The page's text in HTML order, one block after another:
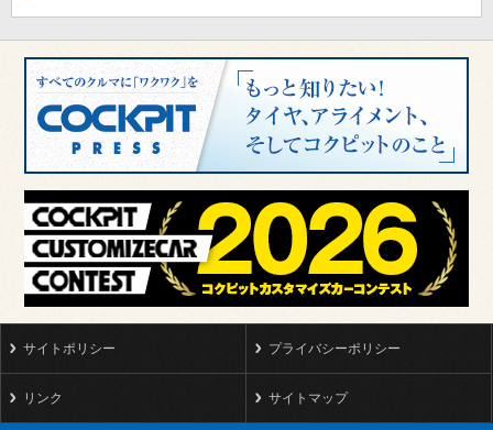
サイトポリシー プライバシーポリシー
リンク サイトマップ